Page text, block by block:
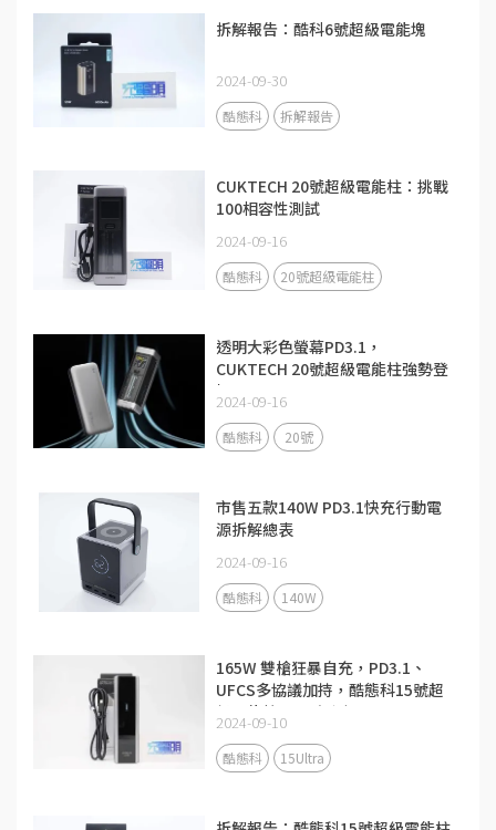
拆解報告：酷科6號超級電能塊
2024-09-30
酷態科 拆解報告
CUKTECH 20號超級電能柱：挑戰
100相容性測試
2024-09-16
酷態科 20號超級電能柱
透明大彩色螢幕PD3.1，
CUKTECH 20號超級電能柱強勢登
場
2024-09-16
酷態科 20號
市售五款140W PD3.1快充行動電
源拆解總表
2024-09-16
酷態科 140W
165W 雙槍狂暴自充，PD3.1、
UFCS多協議加持，酷態科15號超
級電能柱Ultra評測
2024-09-10
酷態科 15Ultra